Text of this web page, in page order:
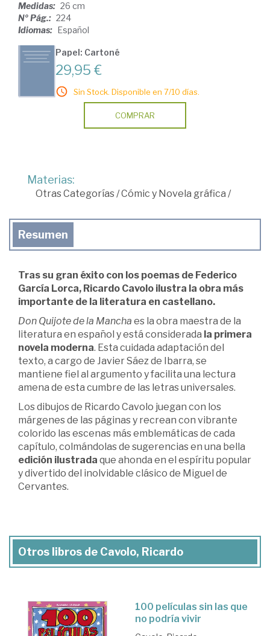
Medidas: 26 cm
Nº Pág.: 224
Idiomas: Español
Papel: Cartoné
29,95 €
Sin Stock. Disponible en 7/10 días.
COMPRAR
Materias:
Otras Categorías/Cómic y Novela gráfica /
Resumen
Tras su gran éxito con los poemas de Federico
García Lorca, Ricardo Cavolo ilustra la obra más
importante de la literatura en castellano.
Don Quijote de la Mancha es la obra maestra de la
literatura en español y está considerada la primera
novela moderna. Esta cuidada adaptación del
texto, a cargo de Javier Sáez de Ibarra, se
mantiene fiel al argumento y facilita una lectura
amena de esta cumbre de las letras universales.
Los dibujos de Ricardo Cavolo juegan con los
márgenes de las páginas y recrean con vibrante
colorido las escenas más emblemáticas de cada
capítulo, colmándolas de sugerencias en una bella
edición ilustrada que ahonda en el espíritu popular
y divertido del inolvidable clásico de Miguel de
Cervantes.
Otros libros de Cavolo, Ricardo
100 películas sin las que
no podría vivir